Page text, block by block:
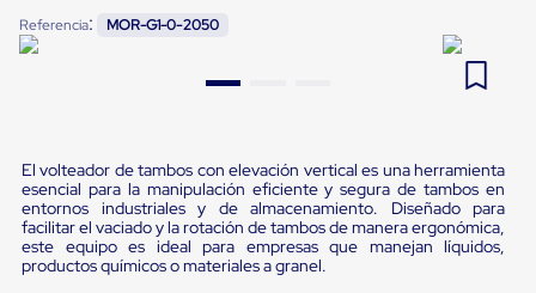
Pestañas
Borde
de
andén
Mecánicas
Pestañas
de
Referencia: MOR-G1-0-2050
El volteador de tambos con elevación vertical es una herramienta
esencial para la manipulación eficiente y segura de tambos en
entornos industriales y de almacenamiento. Diseñado para
facilitar el vaciado y la rotación de tambos de manera ergonómica,
este equipo es ideal para empresas que manejan líquidos,
productos químicos o materiales a granel.
9.
flejadora